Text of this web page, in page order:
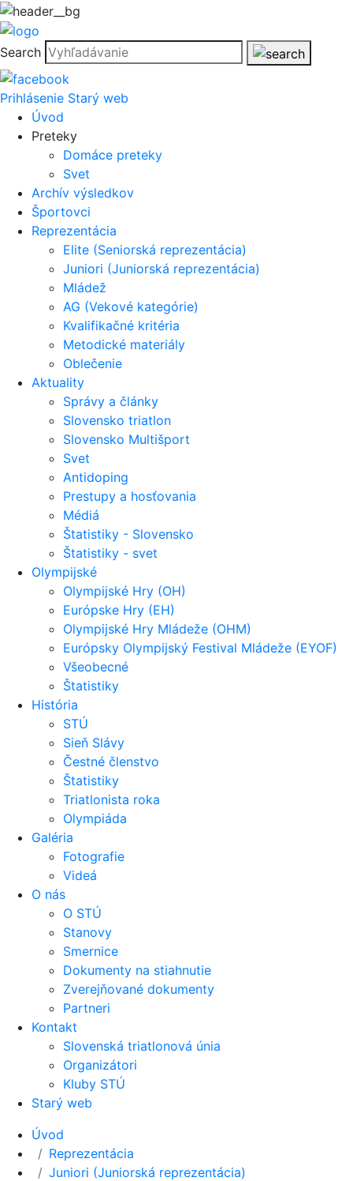
Search
Prihlásenie Starý web
Úvod
Preteky
Domáce preteky
Svet
Archív výsledkov
Športovci
Reprezentácia
Elite (Seniorská reprezentácia)
Juniori (Juniorská reprezentácia)
Mládež
AG (Vekové kategórie)
Kvalifikačné kritéria
Metodické materiály
Oblečenie
Aktuality
Správy a články
Slovensko triatlon
Slovensko Multišport
Svet
Antidoping
Prestupy a hosťovania
Médiá
Štatistiky - Slovensko
Štatistiky - svet
Olympijské
Olympijské Hry (OH)
Európske Hry (EH)
Olympijské Hry Mládeže (OHM)
Európsky Olympijský Festival Mládeže (EYOF)
Všeobecné
Štatistiky
História
STÚ
Sieň Slávy
Čestné členstvo
Štatistiky
Triatlonista roka
Olympiáda
Galéria
Fotografie
Videá
O nás
O STÚ
Stanovy
Smernice
Dokumenty na stiahnutie
Zverejňované dokumenty
Partneri
Kontakt
Slovenská triatlonová únia
Organizátori
Kluby STÚ
Starý web
Úvod
Reprezentácia
Juniori (Juniorská reprezentácia)